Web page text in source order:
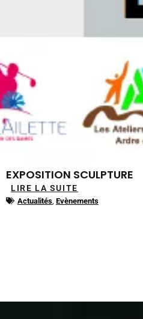
EXPOSITION SCULPTURE
LIRE LA SUITE
Actualités Evènements